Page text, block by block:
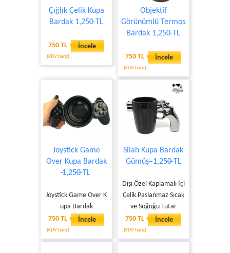
Çığlık Çelik Kupa
Bardak 1,25̶0̶ TL
750 TL
(KDV hariç)
İncele
Objektif
Görünümlü Termos
Bardak 1,250̶ TL
750 TL
(KDV hariç)
İncele
Joystick Game
Over Kupa Bardak
̶1,25̶0̶ TL
Joystick Game Over K
upa Bardak
750 TL
(KDV hariç)
İncele
Silah Kupa Bardak
Gümüş ̶ 1,25̶0̶ TL
Dışı Özel Kaplamalı İçi
Çelik Paslanmaz Sıcak
ve Soğuğu Tutar
750 TL
(KDV hariç)
İncele